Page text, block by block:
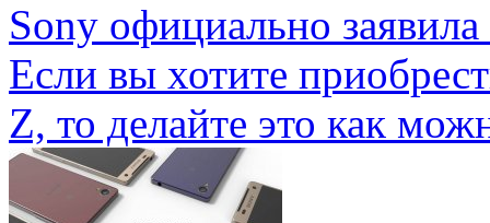
Sony официально
Если вы хотите
Z, то делайте это как